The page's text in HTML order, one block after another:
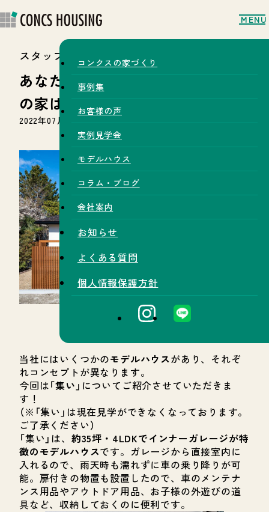
MENU
コンクスの家づくり
事例集
お客様の声
実例見学会
モデルハウス
コラム・ブログ
会社案内
お知らせ
よくある質問
個人情報保護方針
スタッフブログ
あなたに合うコンクスハウジング
の家はこれ！〜集い〜
2022年07月19日
当社にはいくつかのモデルハウスがあり、それぞ
れコンセプトが異なります。
今回は「集い 」についてご紹介させていただきま
す！
（※「集い」は現在見学ができなくなっております。
ご了承ください）
「集い」は、 約35坪・4LDKでインナーガレージが特
徴のモデルハウスです。ガレージから直接室内に
入れるので、雨天時も濡れずに車の乗り降りが可
能。扉付きの物置も設置したので、車のメンテナ
ンス用品やアウトドア用品、お子様の外遊びの道
具など、収納しておくのに便利です。